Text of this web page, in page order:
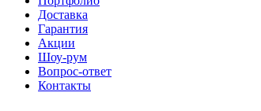
Доставка
Гарантия
Акции
Шоу-рум
Вопрос-ответ
Контакты